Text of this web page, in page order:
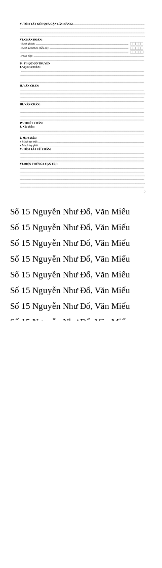
Số 15 Nguyễn Như Đổ, Văn Miếu​​​​
Số 15 Nguyễn Như Đổ, Văn Miếu​​​​
Số 15 Nguyễn Như Đổ, Văn Miếu​​​​
Số 15 Nguyễn Như Đổ, Văn Miếu​​​​
Số 15 Nguyễn Như Đổ, Văn Miếu​​​​
Số 15 Nguyễn Như Đổ, Văn Miếu​​​​
Số 15 Nguyễn Như Đổ, Văn Miếu​​​​
Số 15 Nguyễn Như Đổ, Văn Miếu​​​​